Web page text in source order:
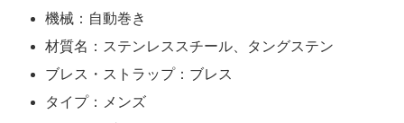
機械：自動巻き
材質名：ステンレススチール、タングステン
ブレス・ストラップ：ブレス
タイプ：メンズ